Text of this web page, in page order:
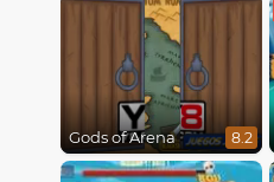
Gods of Arena 8.2